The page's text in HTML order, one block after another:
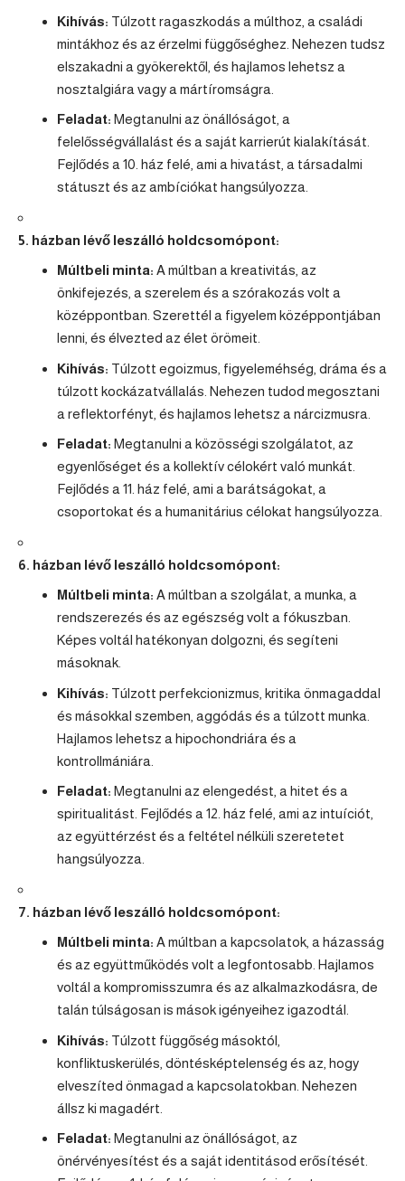
Kihívás: Túlzott ragaszkodás a múlthoz, a családi
mintákhoz és az érzelmi függőséghez. Nehezen tudsz
elszakadni a gyökerektől, és hajlamos lehetsz a
nosztalgiára vagy a mártíromságra.
Feladat: Megtanulni az önállóságot, a
felelősségvállalást és a saját karrierút kialakítását.
Fejlődés a 10. ház felé, ami a hivatást, a társadalmi
státuszt és az ambíciókat hangsúlyozza.
5. házban lévő leszálló holdcsomópont:
Múltbeli minta: A múltban a kreativitás, az
önkifejezés, a szerelem és a szórakozás volt a
középpontban. Szerettél a figyelem középpontjában
lenni, és élvezted az élet örömeit.
Kihívás: Túlzott egoizmus, figyeleméhség, dráma és a
túlzott kockázatvállalás. Nehezen tudod megosztani
a reflektorfényt, és hajlamos lehetsz a nárcizmusra.
Feladat: Megtanulni a közösségi szolgálatot, az
egyenlőséget és a kollektív célokért való munkát.
Fejlődés a 11. ház felé, ami a barátságokat, a
csoportokat és a humanitárius célokat hangsúlyozza.
6. házban lévő leszálló holdcsomópont:
Múltbeli minta: A múltban a szolgálat, a munka, a
rendszerezés és az egészség volt a fókuszban.
Képes voltál hatékonyan dolgozni, és segíteni
másoknak.
Kihívás: Túlzott perfekcionizmus, kritika önmagaddal
és másokkal szemben, aggódás és a túlzott munka.
Hajlamos lehetsz a hipochondriára és a
kontrollmániára.
Feladat: Megtanulni az elengedést, a hitet és a
spiritualitást. Fejlődés a 12. ház felé, ami az intuíciót,
az együttérzést és a feltétel nélküli szeretetet
hangsúlyozza.
7. házban lévő leszálló holdcsomópont:
Múltbeli minta: A múltban a kapcsolatok, a házasság
és az együttműködés volt a legfontosabb. Hajlamos
voltál a kompromisszumra és az alkalmazkodásra, de
talán túlságosan is mások igényeihez igazodtál.
Kihívás: Túlzott függőség másoktól,
konfliktuskerülés, döntésképtelenség és az, hogy
elveszíted önmagad a kapcsolatokban. Nehezen
állsz ki magadért.
Feladat: Megtanulni az önállóságot, az
önérvényesítést és a saját identitásod erősítését.